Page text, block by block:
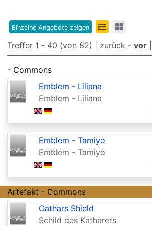
8th
Edition
Edition
Adventures
the
Forgotten
Realms
in
the
Forgotten
Einzelne Angebote zeigen
Treffer 1 - 40 (von 82) | zurück - vor
- Commons
Emblem - Liliana
Emblem - Liliana
Emblem - Tamiyo
Emblem - Tamiyo
Artefakt - Commons
Cathars Shield
Schild des Katharers